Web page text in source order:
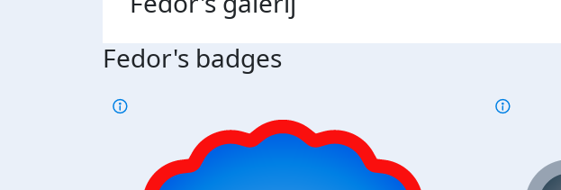
Fedor's badges